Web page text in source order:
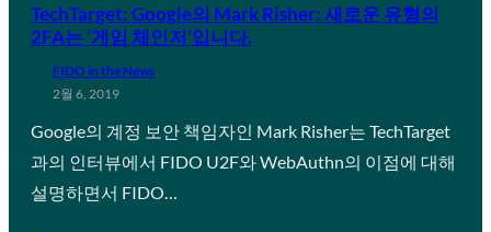
TechTarget: Google의 Mark Risher: 새로운 유형의
2FA는 ‘게임 체인저’입니다.
FIDO in the News
2월 6, 2019
Google의 계정 보안 책임자인 Mark Risher는 TechTarget
과의 인터뷰에서 FIDO U2F와 WebAuthn의 이점에 대해
설명하면서 FIDO…